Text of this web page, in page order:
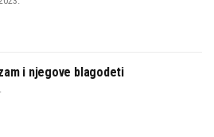
i njegove blagodeti